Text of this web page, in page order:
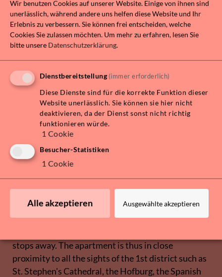
The apartment is a non-smoking apartment.
Directly in front of the door is the world famous
Vienna Naschmarkt. With its many colorful stalls,
the Naschmarkt invites you to buy fresh domestic
and also exotic products or offers with its
restaurants the opportunity once not to cook
yourself. Close to the apartment is the
Gumpendorfer Straße with its many restaurants
meeting places of the city. The most famous
shopping streets in Vienna around the Graben,
stops away. The apartment is thus in close
proximity to all the sights of the 1st district such as
St. Stephen's Cathedral, the Hofburg, the Spanish
Wir benutzen Cookies auf unserer Website. Einige von ihnen sind
unerlässlich, während andere uns helfen diese Website und Ihr
Erlebnis zu verbessern. Sie können frei entscheiden, welche
Cookies Sie zulassen möchten. Um mehr zu erfahren, lesen Sie
bitte unsere Datenschutzerklärung.
Dienstbereitstellung (immer erforderlich)
Diese Dienste sind für die korrekte Funktion dieser
Website unerlässlich. Sie können sie hier nicht
deaktivieren, da der Dienst sonst nicht richtig
funktionieren würde.
1 Cookie
Besucher-Statistiken
1 Cookie
Ausgewählte akzeptieren
Alle akzeptieren